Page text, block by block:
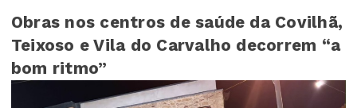
Obras nos centros de saúde da Covilhã,
Teixoso e Vila do Carvalho decorrem “a
bom ritmo”